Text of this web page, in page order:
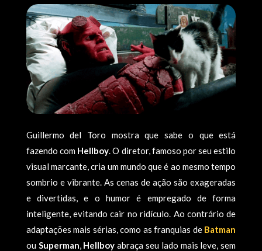
Guillermo del Toro mostra que sabe o que está
fazendo com Hellboy. O diretor, famoso por seu estilo
visual marcante, cria um mundo que é ao mesmo tempo
sombrio e vibrante. As cenas de ação são exageradas
e divertidas, e o humor é empregado de forma
inteligente, evitando cair no ridículo. Ao contrário de
adaptações mais sérias, como as franquias de Batman
ou Superman, Hellboy abraça seu lado mais leve, sem